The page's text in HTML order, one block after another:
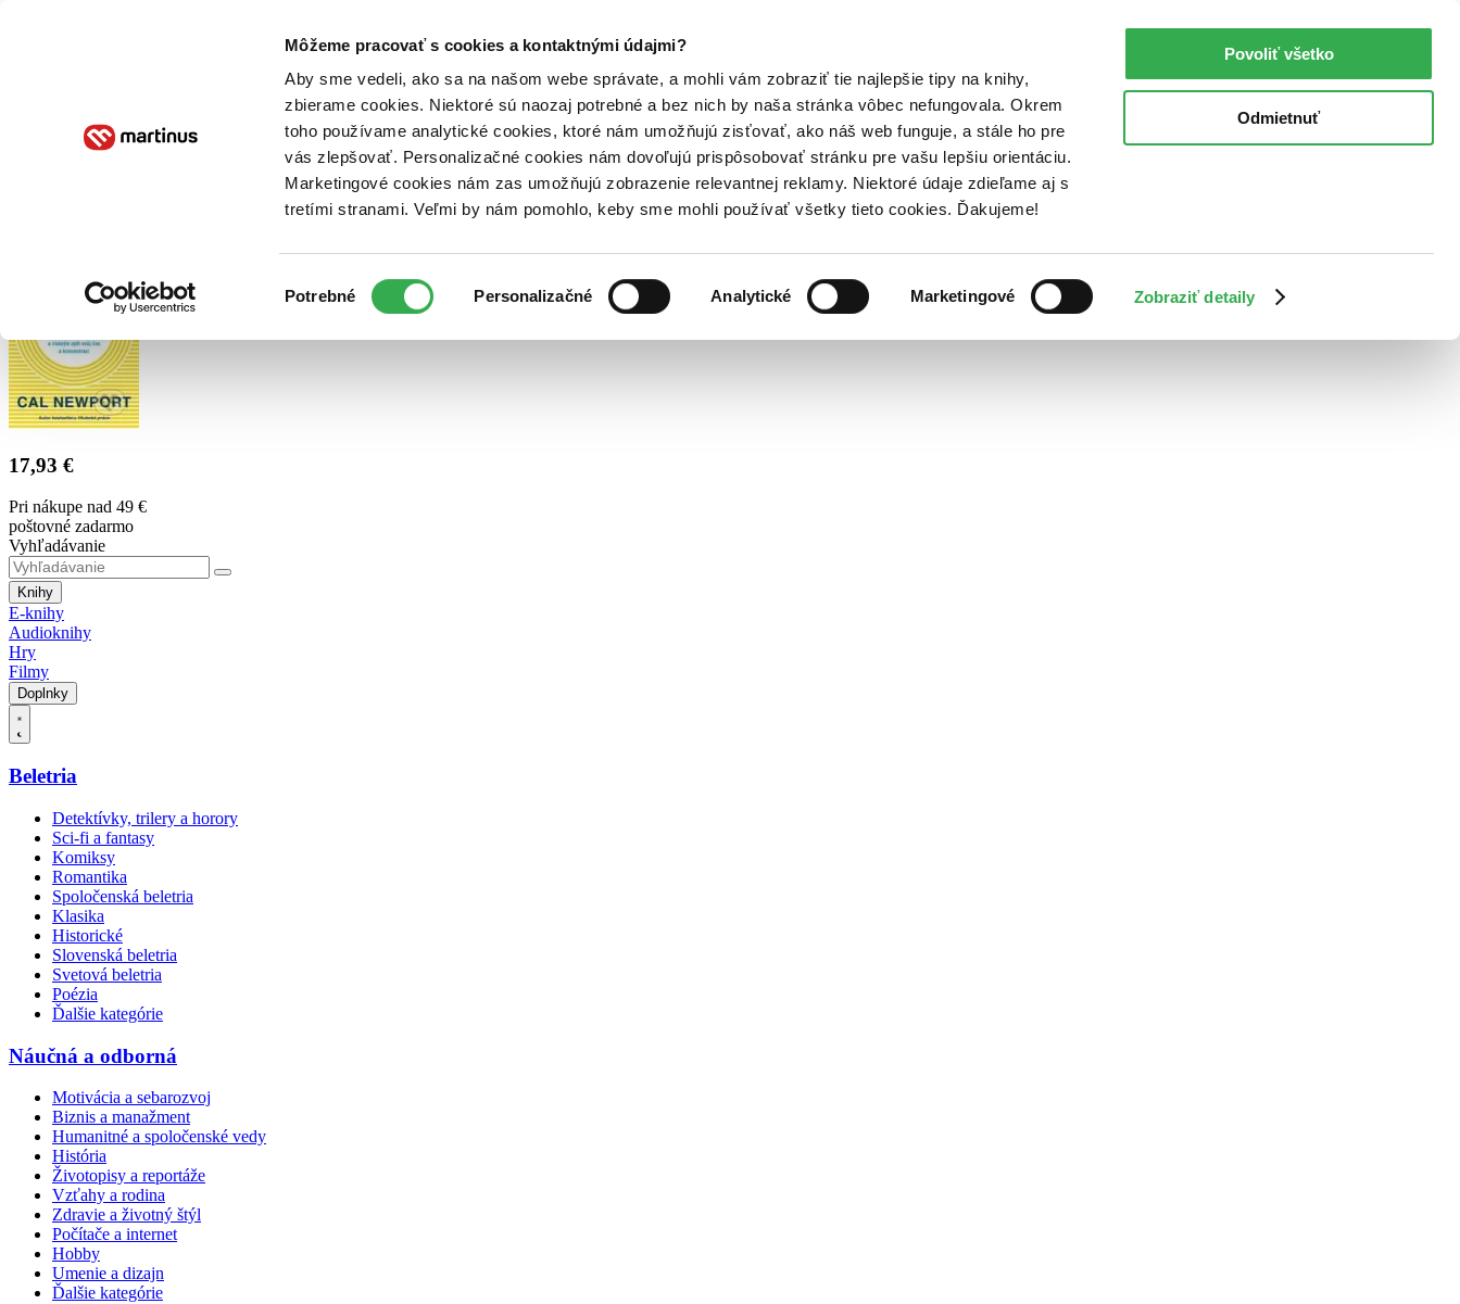
Môžeme pracovať s cookies a kontaktnými údajmi?
Aby sme vedeli, ako sa na našom webe správate, a mohli vám zobraziť tie najlepšie tipy na knihy,
zbierame cookies. Niektoré sú naozaj potrebné a bez nich by naša stránka vôbec nefungovala. Okrem
toho používame analytické cookies, ktoré nám umožňujú zisťovať, ako náš web funguje, a stále ho pre
vás zlepšovať. Personalizačné cookies nám dovoľujú prispôsobovať stránku pre vašu lepšiu orientáciu.
Marketingové cookies nám zas umožňujú zobrazenie relevantnej reklamy. Niektoré údaje zdieľame aj s
tretími stranami. Veľmi by nám pomohlo, keby sme mohli používať všetky tieto cookies. Ďakujeme!
súhlasu
Potrebné Personalizačné Analytické Marketingové Zobraziť detaily
Povoliť všetko
Odmietnuť
Poukážky Kontakt
17,93 €
Pri nákupe nad 49 €
poštovné zadarmo
Vyhľadávanie
Knihy
E-knihy
Audioknihy
Hry
Filmy
Doplnky
Beletria
Detektívky, trilery a horory
Sci-fi a fantasy
Komiksy
Romantika
Spoločenská beletria
Klasika
Historické
Slovenská beletria
Svetová beletria
Poézia
Ďalšie kategórie
Náučná a odborná
Motivácia a sebarozvoj
Biznis a manažment
Humanitné a spoločenské vedy
História
Životopisy a reportáže
Vzťahy a rodina
Zdravie a životný štýl
Počítače a internet
Hobby
Umenie a dizajn
Ďalšie kategórie